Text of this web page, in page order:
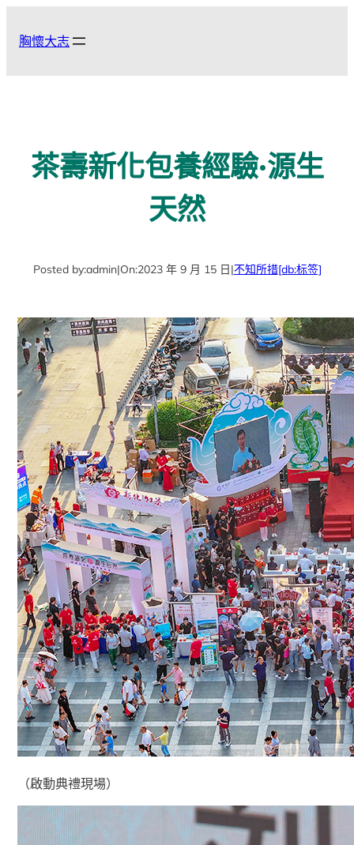
胸懷大志
茶壽新化包養經驗·源生
天然
Posted by:admin|On:2023 年 9 月 15 日|不知所措[db:标签]
（啟動典禮現場）